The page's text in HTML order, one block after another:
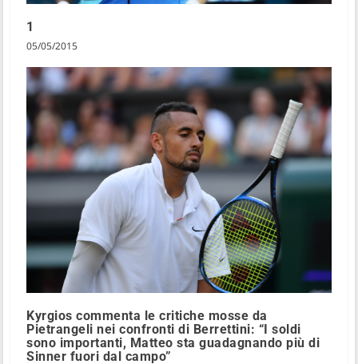
1
05/05/2015
Kyrgios commenta le critiche mosse da
Pietrangeli nei confronti di Berrettini: “I soldi
sono importanti, Matteo sta guadagnando più di
Sinner fuori dal campo”